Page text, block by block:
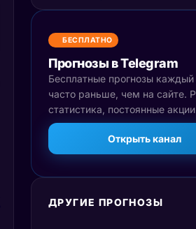
БЕСПЛАТНО
Прогнозы в Telegram
Бесплатные прогнозы каждый
часто раньше, чем на сайте.
статистика, постоянные
Открыть канал
ДРУГИЕ ПРОГНОЗЫ